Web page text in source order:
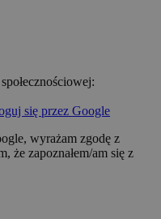
się przez Google
wyrażam zgodę z
że zapoznałem/am się z